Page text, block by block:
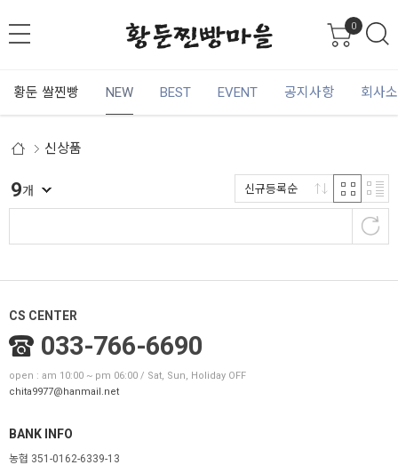
0
황둔 쌀찐빵 NEW BEST EVENT 공지사항 회사
신상품
9개 신규등록순
CS CENTER
033-766-6690
open : am 10:00 ~ pm 06:00 / Sat, Sun, Holiday OFF
chita9977@hanmail.net
BANK INFO
농협 351-0162-6339-13